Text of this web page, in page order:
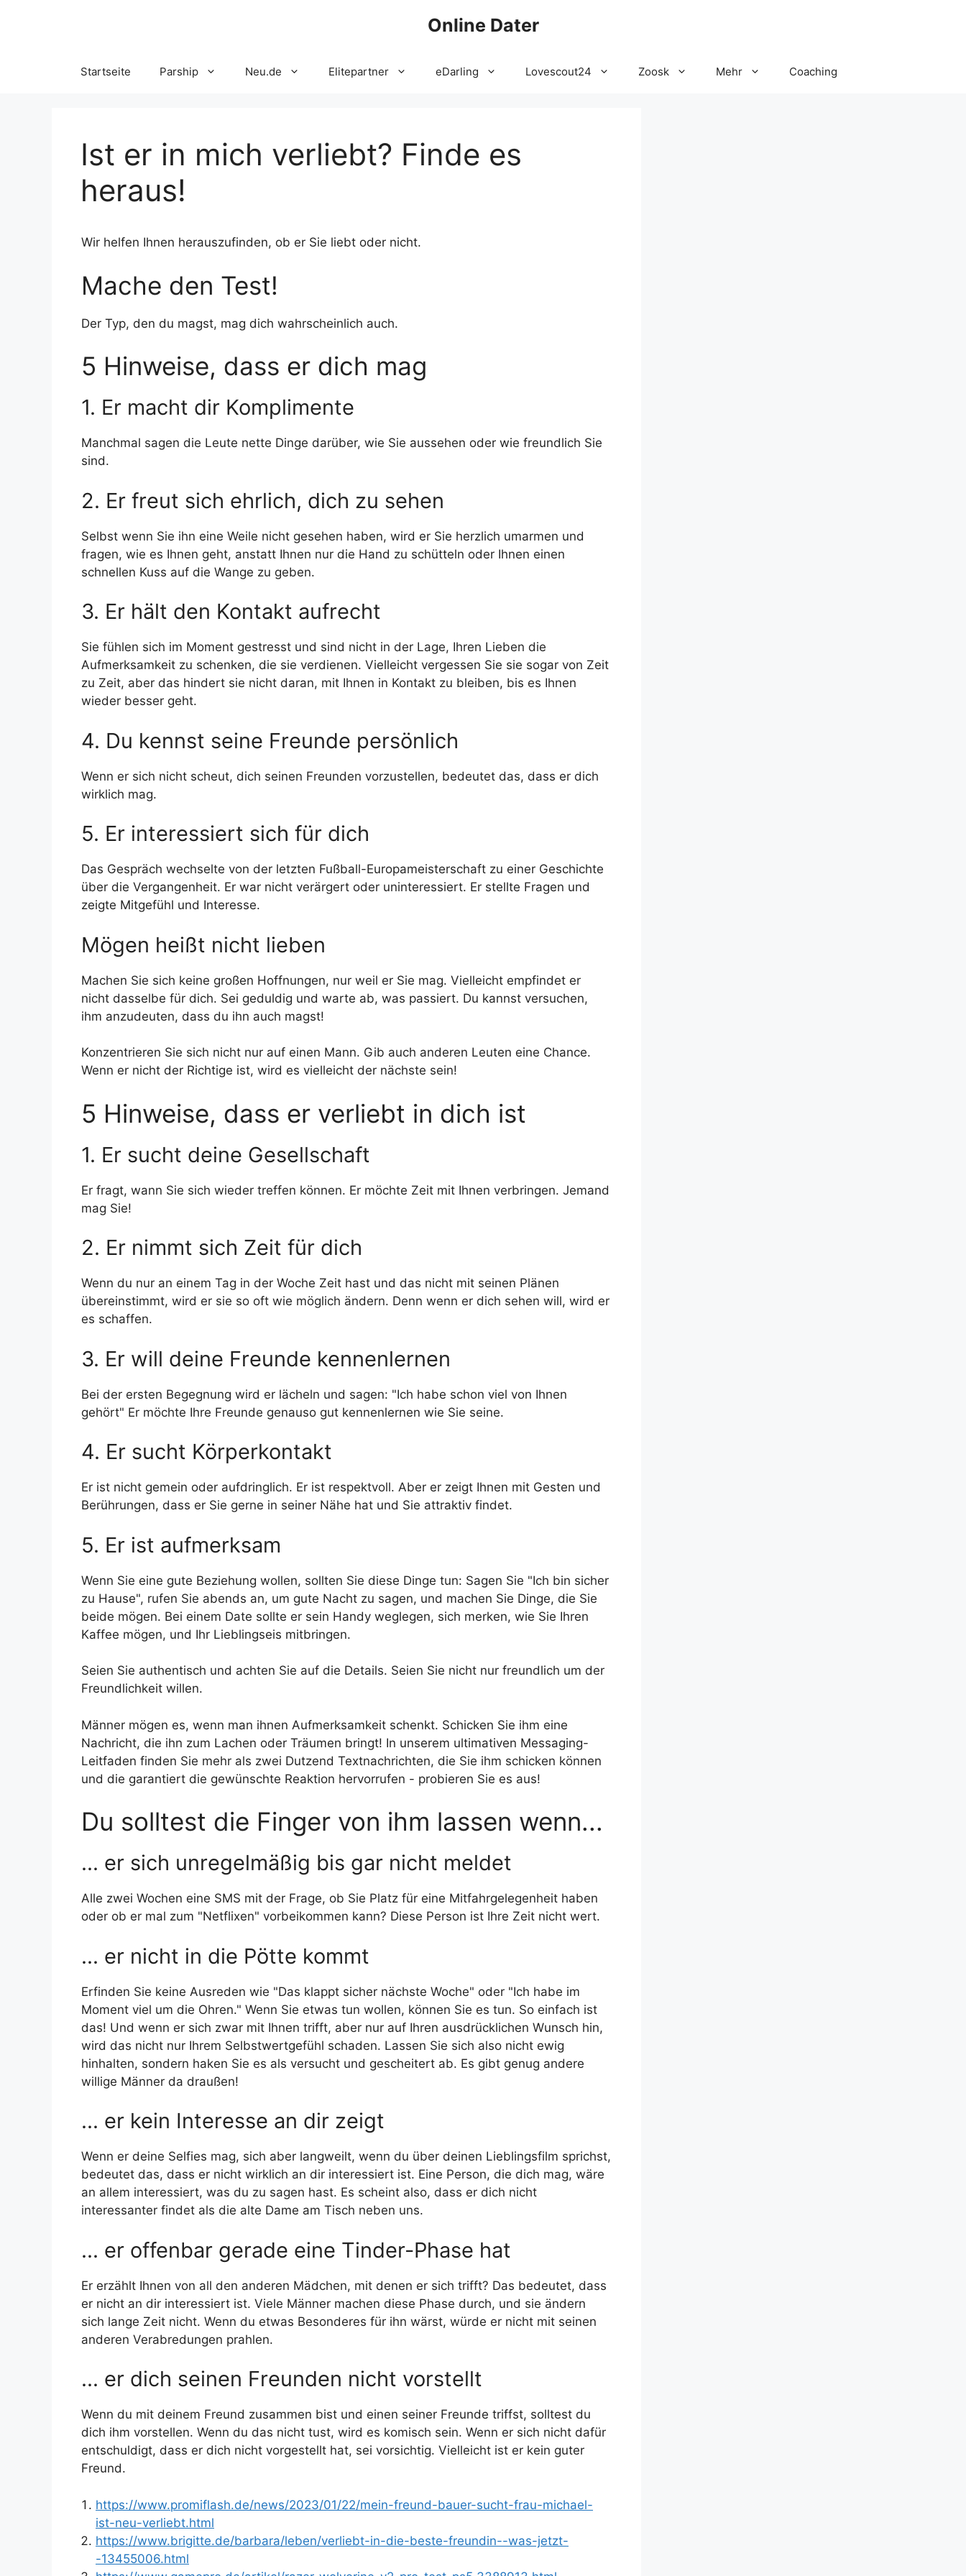
Online Dater
Startseite Parship Neu.de Elitepartner eDarling Lovescout24 Zoosk Mehr Coaching
Ist er in mich verliebt? Finde es
heraus!
Wir helfen Ihnen herauszufinden, ob er Sie liebt oder nicht.
Mache den Test!
Der Typ, den du magst, mag dich wahrscheinlich auch.
5 Hinweise, dass er dich mag
1. Er macht dir Komplimente
Manchmal sagen die Leute nette Dinge darüber, wie Sie aussehen oder wie freundlich Sie
sind.
2. Er freut sich ehrlich, dich zu sehen
Selbst wenn Sie ihn eine Weile nicht gesehen haben, wird er Sie herzlich umarmen und
fragen, wie es Ihnen geht, anstatt Ihnen nur die Hand zu schütteln oder Ihnen einen
schnellen Kuss auf die Wange zu geben.
3. Er hält den Kontakt aufrecht
Sie fühlen sich im Moment gestresst und sind nicht in der Lage, Ihren Lieben die
Aufmerksamkeit zu schenken, die sie verdienen. Vielleicht vergessen Sie sie sogar von Zeit
zu Zeit, aber das hindert sie nicht daran, mit Ihnen in Kontakt zu bleiben, bis es Ihnen
wieder besser geht.
4. Du kennst seine Freunde persönlich
Wenn er sich nicht scheut, dich seinen Freunden vorzustellen, bedeutet das, dass er dich
wirklich mag.
5. Er interessiert sich für dich
Das Gespräch wechselte von der letzten Fußball-Europameisterschaft zu einer Geschichte
über die Vergangenheit. Er war nicht verärgert oder uninteressiert. Er stellte Fragen und
zeigte Mitgefühl und Interesse.
Mögen heißt nicht lieben
Machen Sie sich keine großen Hoffnungen, nur weil er Sie mag. Vielleicht empfindet er
nicht dasselbe für dich. Sei geduldig und warte ab, was passiert. Du kannst versuchen,
ihm anzudeuten, dass du ihn auch magst!
Konzentrieren Sie sich nicht nur auf einen Mann. Gib auch anderen Leuten eine Chance.
Wenn er nicht der Richtige ist, wird es vielleicht der nächste sein!
5 Hinweise, dass er verliebt in dich ist
1. Er sucht deine Gesellschaft
Er fragt, wann Sie sich wieder treffen können. Er möchte Zeit mit Ihnen verbringen. Jemand
mag Sie!
2. Er nimmt sich Zeit für dich
Wenn du nur an einem Tag in der Woche Zeit hast und das nicht mit seinen Plänen
übereinstimmt, wird er sie so oft wie möglich ändern. Denn wenn er dich sehen will, wird er
es schaffen.
3. Er will deine Freunde kennenlernen
Bei der ersten Begegnung wird er lächeln und sagen: "Ich habe schon viel von Ihnen
gehört" Er möchte Ihre Freunde genauso gut kennenlernen wie Sie seine.
4. Er sucht Körperkontakt
Er ist nicht gemein oder aufdringlich. Er ist respektvoll. Aber er zeigt Ihnen mit Gesten und
Berührungen, dass er Sie gerne in seiner Nähe hat und Sie attraktiv findet.
5. Er ist aufmerksam
Wenn Sie eine gute Beziehung wollen, sollten Sie diese Dinge tun: Sagen Sie "Ich bin sicher
zu Hause", rufen Sie abends an, um gute Nacht zu sagen, und machen Sie Dinge, die Sie
beide mögen. Bei einem Date sollte er sein Handy weglegen, sich merken, wie Sie Ihren
Kaffee mögen, und Ihr Lieblingseis mitbringen.
Seien Sie authentisch und achten Sie auf die Details. Seien Sie nicht nur freundlich um der
Freundlichkeit willen.
Männer mögen es, wenn man ihnen Aufmerksamkeit schenkt. Schicken Sie ihm eine
Nachricht, die ihn zum Lachen oder Träumen bringt! In unserem ultimativen Messaging-
Leitfaden finden Sie mehr als zwei Dutzend Textnachrichten, die Sie ihm schicken können
und die garantiert die gewünschte Reaktion hervorrufen - probieren Sie es aus!
Du solltest die Finger von ihm lassen wenn...
... er sich unregelmäßig bis gar nicht meldet
Alle zwei Wochen eine SMS mit der Frage, ob Sie Platz für eine Mitfahrgelegenheit haben
oder ob er mal zum "Netflixen" vorbeikommen kann? Diese Person ist Ihre Zeit nicht wert.
... er nicht in die Pötte kommt
Erfinden Sie keine Ausreden wie "Das klappt sicher nächste Woche" oder "Ich habe im
Moment viel um die Ohren." Wenn Sie etwas tun wollen, können Sie es tun. So einfach ist
das! Und wenn er sich zwar mit Ihnen trifft, aber nur auf Ihren ausdrücklichen Wunsch hin,
wird das nicht nur Ihrem Selbstwertgefühl schaden. Lassen Sie sich also nicht ewig
hinhalten, sondern haken Sie es als versucht und gescheitert ab. Es gibt genug andere
willige Männer da draußen!
... er kein Interesse an dir zeigt
Wenn er deine Selfies mag, sich aber langweilt, wenn du über deinen Lieblingsfilm sprichst,
bedeutet das, dass er nicht wirklich an dir interessiert ist. Eine Person, die dich mag, wäre
an allem interessiert, was du zu sagen hast. Es scheint also, dass er dich nicht
interessanter findet als die alte Dame am Tisch neben uns.
... er offenbar gerade eine Tinder-Phase hat
Er erzählt Ihnen von all den anderen Mädchen, mit denen er sich trifft? Das bedeutet, dass
er nicht an dir interessiert ist. Viele Männer machen diese Phase durch, und sie ändern
sich lange Zeit nicht. Wenn du etwas Besonderes für ihn wärst, würde er nicht mit seinen
anderen Verabredungen prahlen.
... er dich seinen Freunden nicht vorstellt
Wenn du mit deinem Freund zusammen bist und einen seiner Freunde triffst, solltest du
dich ihm vorstellen. Wenn du das nicht tust, wird es komisch sein. Wenn er sich nicht dafür
entschuldigt, dass er dich nicht vorgestellt hat, sei vorsichtig. Vielleicht ist er kein guter
Freund.
https://www.promiflash.de/news/2023/01/22/mein-freund-bauer-sucht-frau-michael-
ist-neu-verliebt.html
https://www.brigitte.de/barbara/leben/verliebt-in-die-beste-freundin--was-jetzt-
-13455006.html